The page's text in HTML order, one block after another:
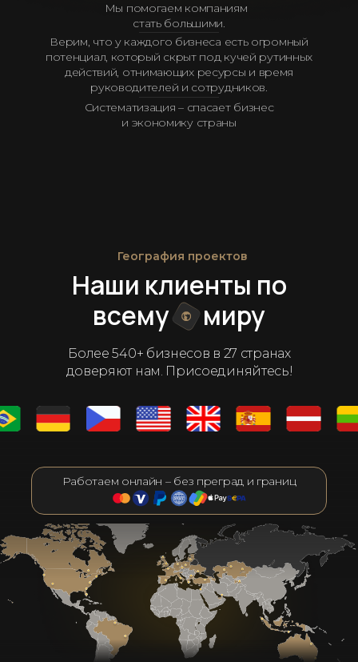
Мы помогаем компаниям
стать большими.
Верим, что у каждого бизнеса есть огромный
потенциал, который скрыт под кучей рутинных
действий, отнимающих ресурсы и время
руководителей и сотрудников.
Систематизация – спасает бизнес
и экономику страны
Более 540+ бизнесов в 27 странах
доверяют нам. Присоединяйтесь!
миру
всему
Наши клиенты по
География проектов
Работаем онлайн – без преград и границ